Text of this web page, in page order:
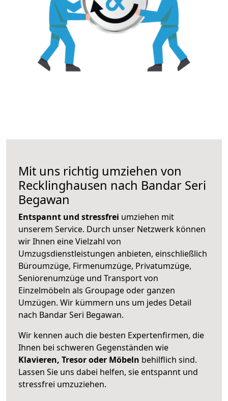
Mit uns richtig umziehen von
Recklinghausen nach Bandar Seri
Begawan
Entspannt und stressfrei umziehen mit
unserem Service. Durch unser Netzwerk können
wir Ihnen eine Vielzahl von
Umzugsdienstleistungen anbieten, einschließlich
Büroumzüge, Firmenumzüge, Privatumzüge,
Seniorenumzüge und Transport von
Einzelmöbeln als Groupage oder ganzen
Umzügen. Wir kümmern uns um jedes Detail
nach Bandar Seri Begawan.
Wir kennen auch die besten Expertenfirmen, die
Ihnen bei schweren Gegenständen wie
Klavieren, Tresor oder Möbeln behilflich sind.
Lassen Sie uns dabei helfen, sie entspannt und
stressfrei umzuziehen.